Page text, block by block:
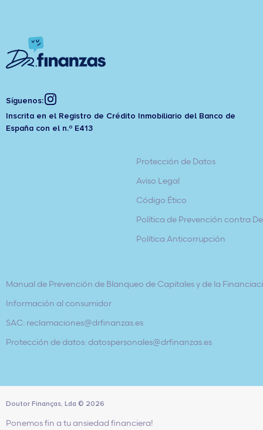
Síguenos:
Inscrita en el Registro de Crédito Inmobiliario del Banco de
España con el n.º E413
Protección de Datos
Aviso Legal
Código Ético
Política de Prevención contra
Política Anticorrupción
Manual de Prevención de Blanqueo de Capitales y de la
Información al consumidor
SAC: reclamaciones@drfinanzas.es
Protección de datos: datospersonales@drfinanzas.es
Doutor Finanças, Lda © 2026
Ponemos fin a tu ansiedad financiera!